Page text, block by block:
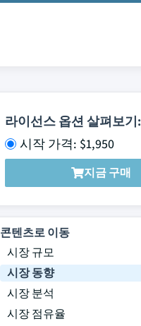
라이선스 옵션 살펴보기:
시작 가격: $1,950
지금 구매
콘텐츠로 이동
시장 규모
시장 동향
시장 분석
시장 점유율